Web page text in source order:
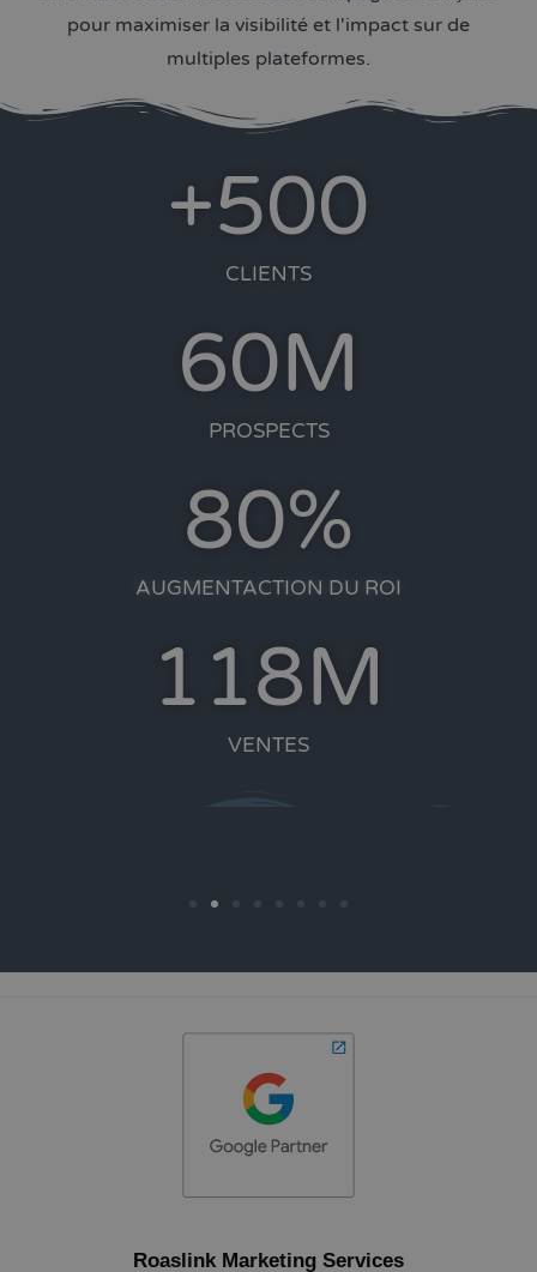
pour maximiser la visibilité et l'impact sur de
multiples plateformes.
CLIENTS
+500
PROSPECTS
60M
AUGMENTACTION DU ROI
80%
VENTES
128M
Roaslink Marketing Services